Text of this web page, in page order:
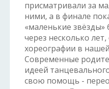
присматривали за
ними, а в финале
«маленькие звёзды»
через несколько лет,
хореографии в
Современные
идеей
свою помощь -